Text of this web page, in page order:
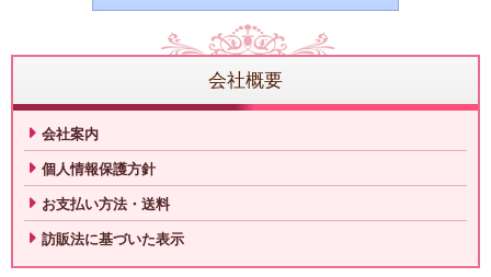
会社概要
会社案内
個人情報保護方針
お支払い方法・送料
訪販法に基づいた表示